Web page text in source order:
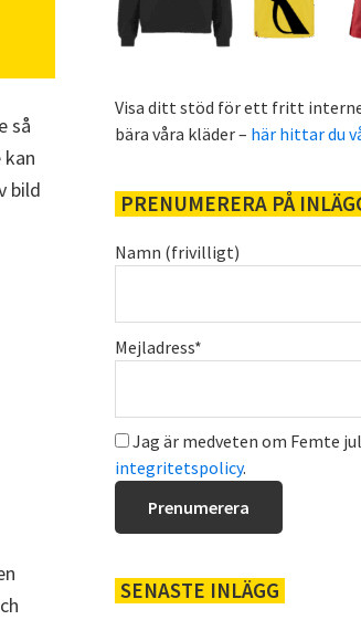
så
bild
Visa ditt stöd för ett fritt
bära våra kläder – här hittar du
PRENUMERERA PÅ
Namn (frivilligt)
Mejladress*
Jag är medveten om Femte
integritetspolicy.
SENASTE INLÄGG